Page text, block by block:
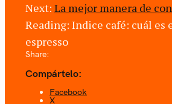
Next: La mejor manera de
Reading: Indice café: cuál es
espresso
Share:
Compártelo:
Facebook
X